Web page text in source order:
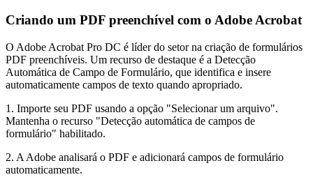
Criando um PDF preenchível com o Adobe Acrobat
O Adobe Acrobat Pro DC é líder do setor na criação de formulários
PDF preenchíveis. Um recurso de destaque é a Detecção
Automática de Campo de Formulário, que identifica e insere
automaticamente campos de texto quando apropriado.
1. Importe seu PDF usando a opção "Selecionar um arquivo".
Mantenha o recurso "Detecção automática de campos de
formulário" habilitado.
2. A Adobe analisará o PDF e adicionará campos de formulário
automaticamente.